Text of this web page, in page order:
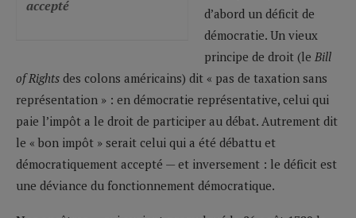
accepté
d’abord un déficit de
démocratie. Un vieux
principe de droit (le Bill
of Rights des colons américains) dit « pas de taxation sans
représentation » : en démocratie représentative, celui qui
paie l’impôt a le droit de participer au débat. Autrement dit
le « bon impôt » serait celui qui a été débattu et
démocratiquement accepté — et inversement : le déficit est
une déviance du fonctionnement démocratique.